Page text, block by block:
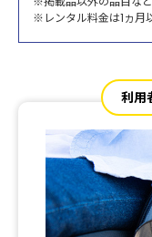
※レンタル料金は1ヵ月
利用